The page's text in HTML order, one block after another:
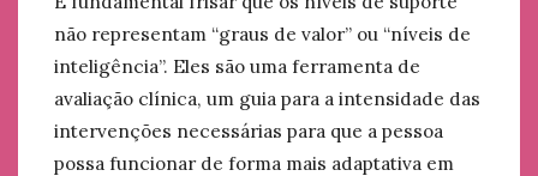
não representam “graus de valor” ou “níveis de
inteligência”. Eles são uma ferramenta de
avaliação clínica, um guia para a intensidade das
intervenções necessárias para que a pessoa
possa funcionar de forma mais adaptativa em